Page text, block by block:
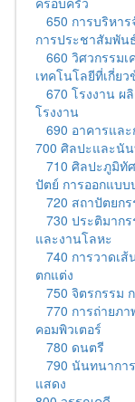
650 การบริหา
การประชาสัมพัน
660 วิศวกรรมเ
เทคโนโลยีที่เกี่ยว
670 โรงงาน
โรงงาน
690 อาคารและ
700 ศิลปะและนั
710 ศิลปะภูมิทั
ปัตย์ การออกแบ
720 สถาปัตยกร
730 ประติมาก
และงานโลหะ
740 การวาดเ
ตกแต่ง
750 จิตรกรรม
770 การถ่ายภ
คอมพิวเตอร์
780 ดนตรี
790 นันทนากา
แสดง